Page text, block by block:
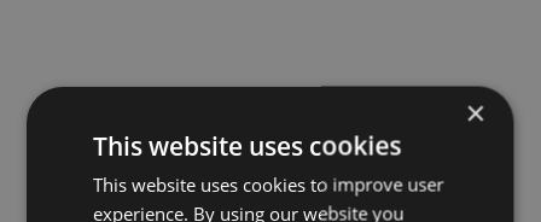
×
This website uses cookies
This website uses cookies to improve user
experience. By using our website you